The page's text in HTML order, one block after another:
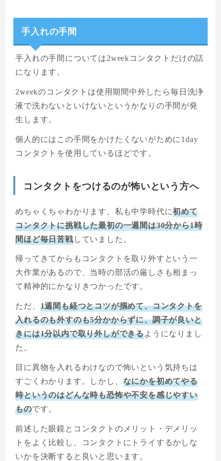
手入れの手間
手入れの手間については2weekコンタクトだけの話
になります。
2weekのコンタクトは使用期間中外したら毎日洗浄
液で洗わないといけないというかなりの手間が発
生します。
個人的にはこの手間をかけたくないがために1day
コンタクトを使用しているほどです。
コンタクトをつけるのが怖いという方へ
めちゃくちゃわかります。私も中学時代に初めて
コンタクトに挑戦した最初の一週間は30分から1時
間ほど毎日苦戦していました。
帰ってきてからもコンタクトを取り外すという一
大作業があるので、当時の部活の厳しさも相まっ
て精神的にかなりきつかったです。
ただ、 1週間も経つとコツが掴めて、コンタクトを
入れるのも外すのも5分かからずに、調子が良いと
きには1分以内で取り外しができるようになりまし
た。
目に異物を入れるわけなので怖いという気持ちは
すごくわかります。しかし、 なにかを初めてやる
時というのはどんな時も恐怖や不安を感じやすい
ものです。
前述した眼鏡とコンタクトのメリット・デメリッ
トをよく比較し、コンタクトにトライするかしな
いかを決断すると良いと思います。